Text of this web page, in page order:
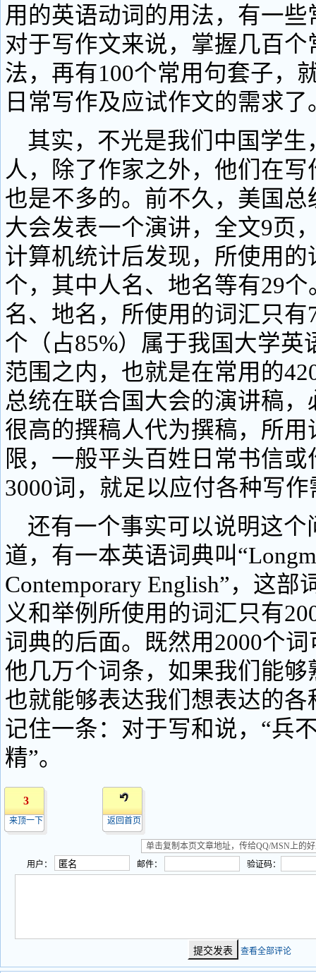
用的英语动词的用法，有一
对于写作文来说，掌握几百个
法，再有100个常用句套子，
日常写作及应试作文的需求了
其实，不光是我们中国学生
人，除了作家之外，他们在
也是不多的。前不久，美国
大会发表一个演讲，全文9页
计算机统计后发现，所使用的
个，其中人名、地名等有29
名、地名，所使用的词汇只有
个（占85%）属于我国大学英
范围之内，也就是在常用的
总统在联合国大会的演讲稿
很高的撰稿人代为撰稿，所
限，一般平头百姓日常书信或
3000词，就足以应付各种写
还有一个事实可以说明这个
道，有一本英语词典叫
Contemporary English”，这部
义和举例所使用的词汇只有
词典的后面。既然用2000个
他几万个词条，如果我们能够
也就能够表达我们想表达的各
记住一条：对于写和说，“兵
精”。
3
来顶一下 返回首页
用户： 邮件： 验证码：
查看全部评论